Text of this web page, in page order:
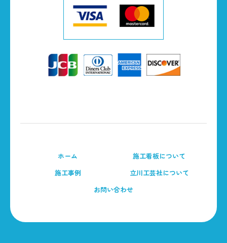
ホーム
施工看板について
施工事例
立川工芸社について
お問い合わせ